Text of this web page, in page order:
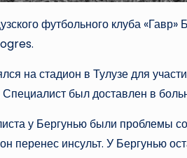
футбольного клуба
на стадион в Тулузе для
был доставлен в
у Бергунью были проблемы
перенес инсульт. У Бергунью